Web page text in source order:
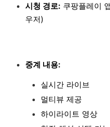
시청 경로: 쿠팡플레이
우저)
중계 내용:
실시간 라이브
멀티뷰 제공
하이라이트 영상